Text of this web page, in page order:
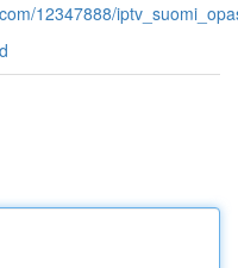
12347888/